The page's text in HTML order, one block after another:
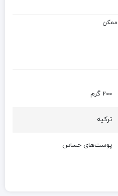
ممکن
200 گرم
ترکیه
پوست‌های حساس